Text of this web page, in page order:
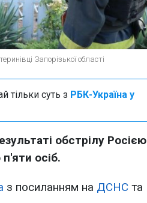
Запорізької області
тільки суть з РБК-Україна у
обстрілу Росією
осіб.
з посиланням на ДСНС та